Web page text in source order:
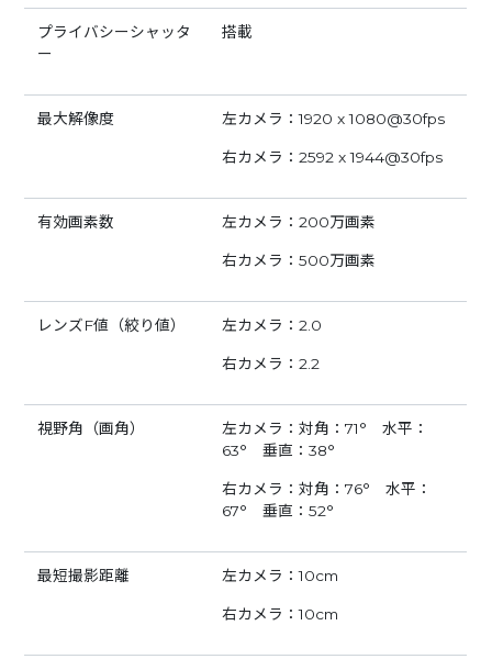
プライバシーシャッタ
ー
搭載
最大解像度 左カメラ：1920 x 1080@30fps
右カメラ：2592 x 1944@30fps
有効画素数 左カメラ：200万画素
右カメラ：500万画素
レンズF値（絞り値） 左カメラ：2.0
右カメラ：2.2
視野角（画角）
左カメラ：対角：71° 水平：
63° 垂直：38°
右カメラ：対角：76° 水平：
67° 垂直：52°
最短撮影距離 左カメラ：10cm
右カメラ：10cm